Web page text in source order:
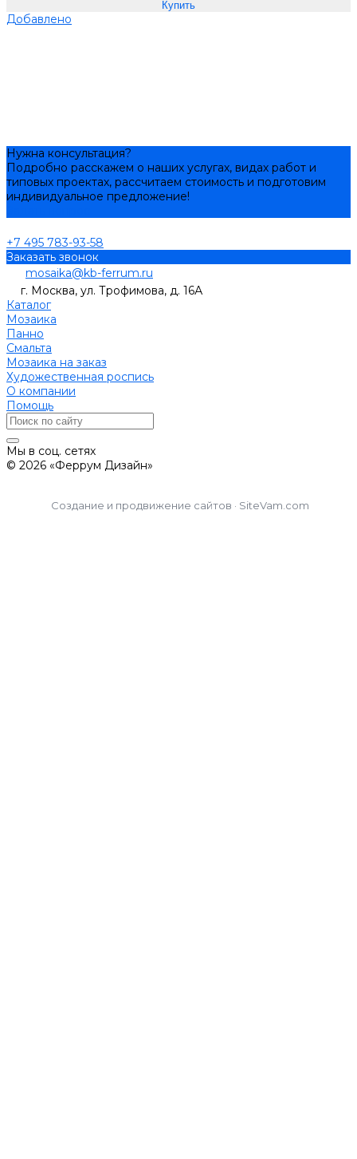
Добавлено
Нужна консультация?
Подробно расскажем о наших услугах, видах работ и
типовых проектах, рассчитаем стоимость и подготовим
индивидуальное предложение!
+7 495 783-93-58
Заказать звонок
mosaika@kb-ferrum.ru
г. Москва, ул. Трофимова, д. 16А
Каталог
Мозаика
Панно
Смальта
Мозаика на заказ
Художественная роспись
О компании
Помощь
Мы в соц. сетях
© 2026 «Феррум Дизайн»
Создание и продвижение сайтов · SiteVam.com